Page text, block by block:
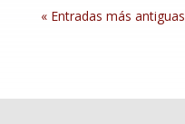
« Entradas más antiguas